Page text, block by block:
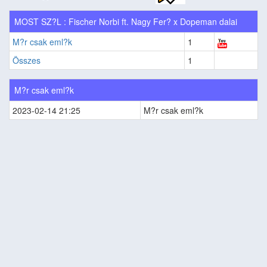
MOST SZ?L : Fischer Norbi ft. Nagy Fer? x Dopeman dalai
M?r csak eml?k
1
Összes
1
M?r csak eml?k
2023-02-14 21:25
M?r csak eml?k